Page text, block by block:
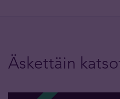
Äskettäin